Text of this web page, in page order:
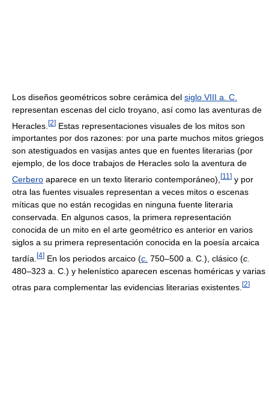
Los diseños geométricos sobre cerámica del siglo VIII a. C.
representan escenas del ciclo troyano, así como las aventuras de
Heracles. [2] Estas representaciones visuales de los mitos son
importantes por dos razones: por una parte muchos mitos griegos
son atestiguados en vasijas antes que en fuentes literarias (por
ejemplo, de los doce trabajos de Heracles solo la aventura de
Cerbero aparece en un texto literario contemporáneo), [11 ] y por
otra las fuentes visuales representan a veces mitos o escenas
míticas que no están recogidas en ninguna fuente literaria
conservada. En algunos casos, la primera representación
conocida de un mito en el arte geométrico es anterior en varios
siglos a su primera representación conocida en la poesía arcaica
tardía. [4] En los periodos arcaico (c. 750–500 a. C.), clásico (c.
480–323 a. C.) y helenístico aparecen escenas homéricas y varias
otras para complementar las evidencias literarias existentes. [2]